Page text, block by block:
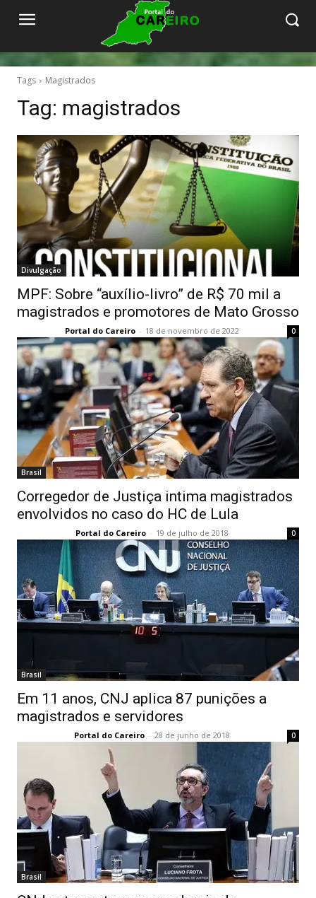
Tags Magistrados
Tag: magistrados
Divulgação
MPF: Sobre “auxílio-livro” de R$ 70 mil a
magistrados e promotores de Mato Grosso
Portal do Careiro - 18 de novembro de 2022 0
Brasil
Corregedor de Justiça intima magistrados
envolvidos no caso do HC de Lula
Portal do Careiro - 19 de julho de 2018 0
Brasil
Em 11 anos, CNJ aplica 87 punições a
magistrados e servidores
Portal do Careiro - 28 de junho de 2018 0
Brasil